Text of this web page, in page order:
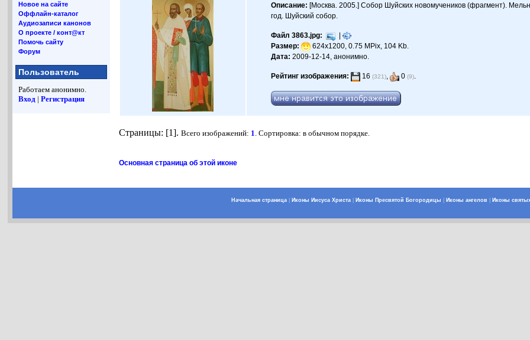
Новое на сайте
Оффлайн-каталог
Аудиозаписи канонов
О проекте / конт@кт
Помочь сайту
Форум
Пользователь
Работаем анонимно.
Вход |Регистрация
Описание: [Москва. 2005.] Собор Шуйских новомучеников (фрагмент).
год. Шуйский собор.
Файл 3863.jpg:
|
Размер:
624x1200, 0.75 MPix, 104 Kb.
Дата: 2009-12-14, анонимно.
Рейтинг изображения: 16(321), 0(9).
Страницы: [1].Всего изображений: 1. Сортировка: в обычном порядке.
Основная страница об этой иконе
Начальная страница Иконы Иисуса Христа Иконы Пресвятой Богородицы Иконы ангелов Иконы